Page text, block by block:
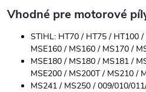
Vhodné pre motorové
STIHL: HT70 / HT75 / HT100
MSE160 / MS160 / MS170 /
MSE180 / MS180 / MS181 /
MSE200 / MS200T / MS210 /
MS241 / MS250 / 009/010/